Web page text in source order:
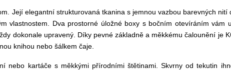
Její elegantní strukturovaná tkanina s jemnou vazbou barevných nití
vlastnostem. Dva prostorné úložné boxy s bočním otevíráním vám
dokonale upravený. Díky pevné základně a měkkému čalounění je
knihou nebo šálkem čaje.
nebo kartáče s měkkými přírodními štětinami. Skvrny od tekutin